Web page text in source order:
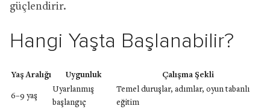
güçlendirir.
Hangi Yaşta Başlanabilir?
Yaş Aralığı Uygunluk Çalışma Şekli
6–9 yaş
Uyarlanmış
başlangıç
Temel duruşlar, adımlar, oyun tabanlı
eğitim